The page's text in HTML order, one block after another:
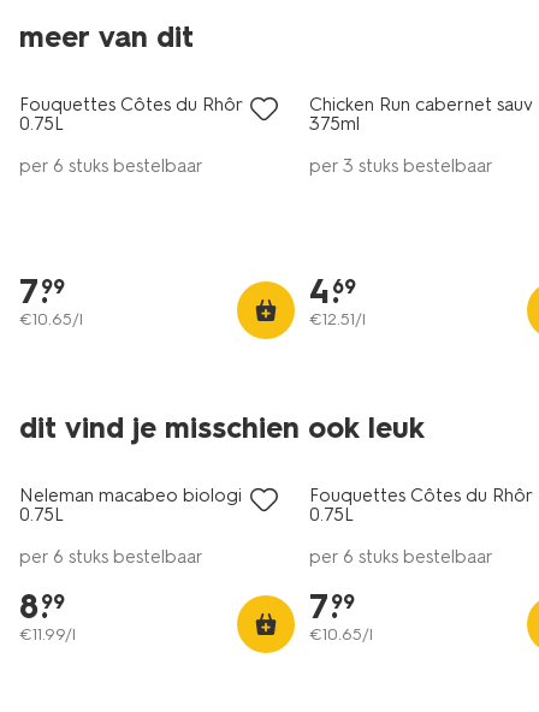
meer van dit
6=5
alleen online
8.5
Fouquettes Côtes du Rhône
0.75L
per 6 stuks bestelbaar
7.
99
€10.65/l
Chicken Run cabernet
375ml
per 3 stuks bestelbaar
4.
69
€12.51/l
dit vind je misschien ook leuk
6=5
alleen online
8.5
Neleman macabeo biologisch
0.75L
per 6 stuks bestelbaar
8.
99
€11.99/l
6=5
alleen online
8.5
Fouquettes Côtes du
0.75L
per 6 stuks bestelbaar
7.
99
€10.65/l